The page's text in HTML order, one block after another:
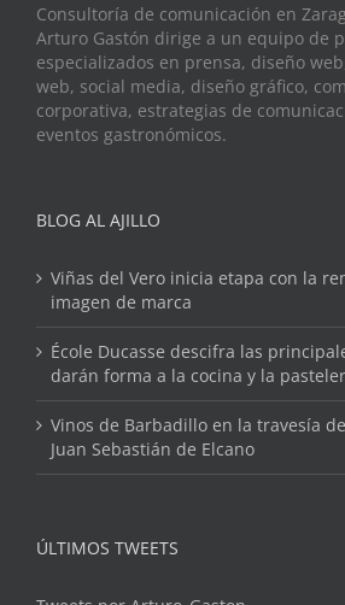
Consultoría de comunicación en
Arturo Gastón dirige a un equipo de
especializados en prensa, diseño
web, social media, diseño gráfico,
corporativa, estrategias de
eventos gastronómicos.
BLOG AL AJILLO
Viñas del Vero inicia etapa con la
imagen de marca
École Ducasse descifra las
darán forma a la cocina y la
Vinos de Barbadillo en la travesía
Juan Sebastián de Elcano
ÚLTIMOS TWEETS